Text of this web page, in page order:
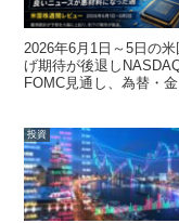
2026年6月1日～5日の
げ期待が後退し
FOMC見通し、為替・
投資